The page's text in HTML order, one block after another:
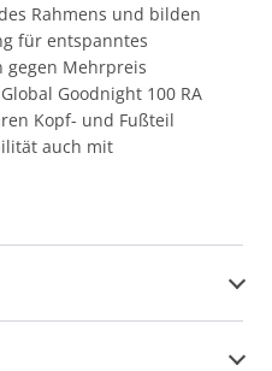
Rahmens und bilden
für entspanntes
gegen Mehrpreis
Goodnight 100 RA
Kopf- und Fußteil
auch mit